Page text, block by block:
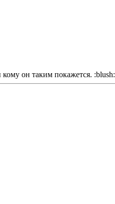
он таким покажется. :blush: